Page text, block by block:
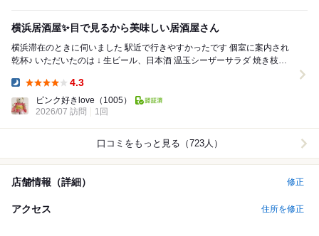
横浜居酒屋✨目で見るから美味しい居酒屋さん
横浜滞在のときに伺いました 駅近で行きやすかったです 個室に案内され
乾杯♪ いただいたのは ↓ 生ビール、日本酒 温玉シーザーサラダ 焼き枝豆
4.3
ピンク好きlove （1005）
2026/07 訪問
1回
口コミをもっと見る（723人）
店舗情報（詳細） 修正
アクセス 住所を修正